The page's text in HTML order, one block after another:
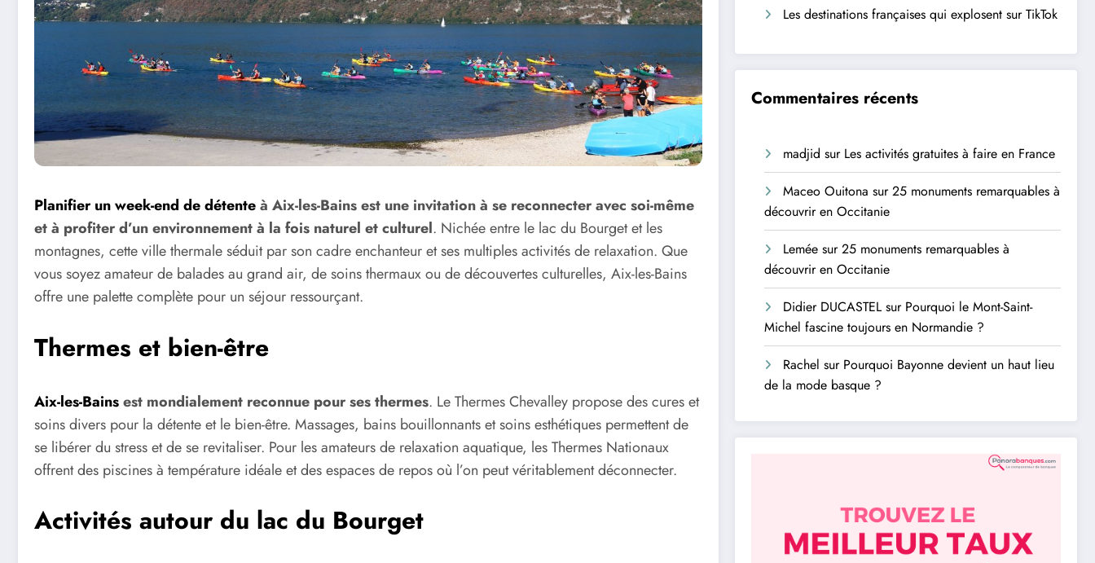
Planifier un week-end de détenteà Aix-les-Bains est une invitation à se reconnecter avec soi-même
et à profiter d’un environnement à la fois naturel et culturel. Nichée entre le lac du Bourget et les
montagnes, cette ville thermale séduit par son cadre enchanteur et ses multiples activités de relaxation. Que
vous soyez amateur de balades au grand air, de soins thermaux ou de découvertes culturelles, Aix-les-Bains
offre une palette complète pour un séjour ressourçant.
Thermes et bien-être
Aix-les-Bainsest mondialement reconnue pour ses thermes. Le Thermes Chevalley propose des cures et
soins divers pour la détente et le bien-être. Massages, bains bouillonnants et soins esthétiques permettent de
se libérer du stress et de se revitaliser. Pour les amateurs de relaxation aquatique, les Thermes Nationaux
offrent des piscines à température idéale et des espaces de repos où l’on peut véritablement déconnecter.
Activités autour du lac du Bourget
Les destinations françaises qui explosent sur TikTok
Commentaires récents
madjid sur Les activités gratuites à faire en France
Maceo Ouitona sur25 monuments remarquables à
découvrir en Occitanie
Lemée sur25 monuments remarquables à
découvrir en Occitanie
Didier DUCASTEL sur Pourquoi le Mont-Saint-
Michel fascine toujours en Normandie ?
Rachel sur Pourquoi Bayonne devient un haut lieu
de la mode basque ?